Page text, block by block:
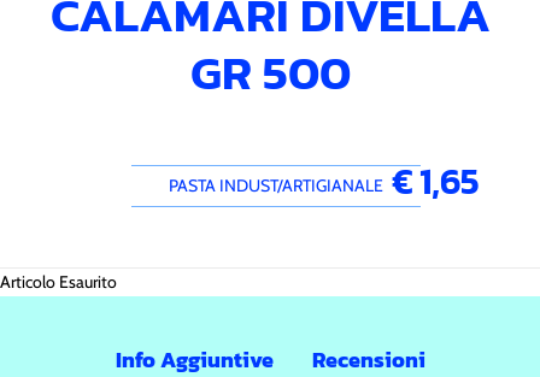
CALAMARI DIVELLA
GR 500
PASTA INDUST/ARTIGIANALE € 1,65
Articolo Esaurito
Info Aggiuntive Recensioni